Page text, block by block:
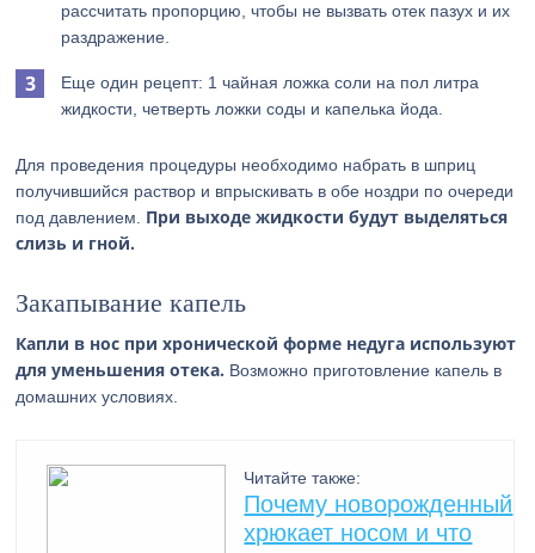
рассчитать пропорцию, чтобы не вызвать отек пазух и их
раздражение.
Еще один рецепт: 1 чайная ложка соли на пол литра
жидкости, четверть ложки соды и капелька йода.
Для проведения процедуры необходимо набрать в шприц
получившийся раствор и впрыскивать в обе ноздри по очереди
под давлением. При выходе жидкости будут выделяться
слизь и гной.
Закапывание капель
Капли в нос при хронической форме недуга используют
для уменьшения отека. Возможно приготовление капель в
домашних условиях.
Читайте также:
Почему новорожденный
хрюкает носом и что